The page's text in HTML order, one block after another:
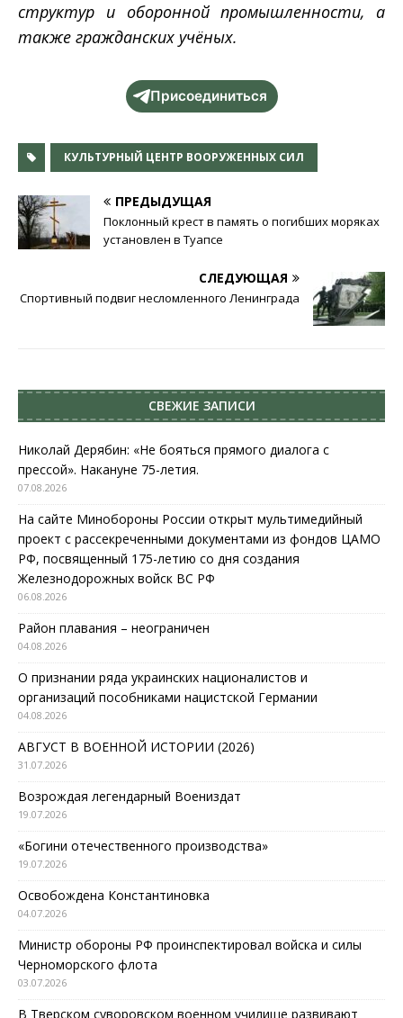
структур и оборонной промышленности, а
также гражданских учёных.
Присоединиться
КУЛЬТУРНЫЙ ЦЕНТР ВООРУЖЕННЫХ СИЛ
ПРЕДЫДУЩАЯ
Поклонный крест в память о погибших моряках
установлен в Туапсе
СЛЕДУЮЩАЯ
Спортивный подвиг несломленного Ленинграда
СВЕЖИЕ ЗАПИСИ
Николай Дерябин: «Не бояться прямого диалога с
прессой». Накануне 75-летия.
07.08.2026
На сайте Минобороны России открыт мультимедийный
проект с рассекреченными документами из фондов ЦАМО
РФ, посвященный 175-летию со дня создания
Железнодорожных войск ВС РФ
06.08.2026
Район плавания – неограничен
04.08.2026
О признании ряда украинских националистов и
организаций пособниками нацистской Германии
04.08.2026
АВГУСТ В ВОЕННОЙ ИСТОРИИ (2026)
31.07.2026
Возрождая легендарный Воениздат
19.07.2026
«Богини отечественного производства»
19.07.2026
Освобождена Константиновка
04.07.2026
Министр обороны РФ проинспектировал войска и силы
Черноморского флота
03.07.2026
В Тверском суворовском военном училище развивают